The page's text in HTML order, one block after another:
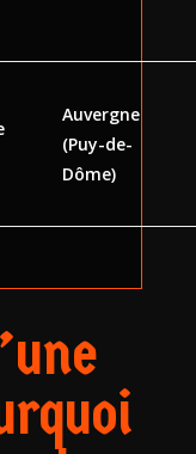
Auvergne
(Puy-de-
Dôme)